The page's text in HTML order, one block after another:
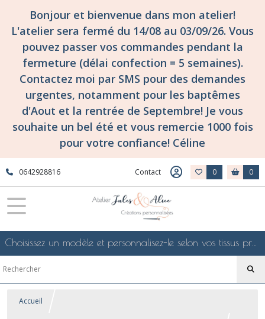
Bonjour et bienvenue dans mon atelier!
L'atelier sera fermé du 14/08 au 03/09/26. Vous
pouvez passer vos commandes pendant la
fermeture (délai confection = 5 semaines).
Contactez moi par SMS pour des demandes
urgentes, notamment pour les baptêmes
d'Aout et la rentrée de Septembre! Je vous
souhaite un bel été et vous remercie 1000 fois
pour votre confiance! Céline
0642928816 Contact 0 0
Choisissez un modèle et personnalisez-le selon vos tissus préférés de mes collections en ligne, je le confectionnerai selon vos souhaits
Accueil